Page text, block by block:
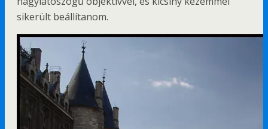
sikerült beállítanom.